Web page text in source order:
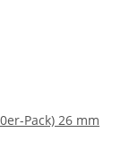
Pack) 26 mm